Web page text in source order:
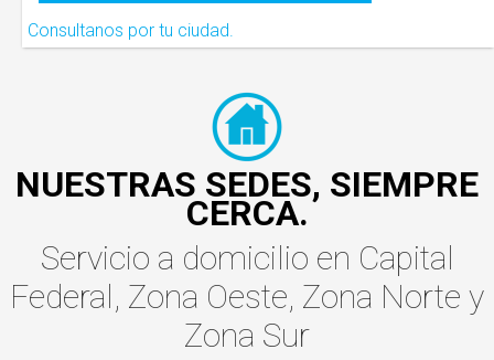
Consultanos por tu ciudad.
NUESTRAS SEDES, SIEMPRE
CERCA.
Servicio a domicilio en Capital
Federal, Zona Oeste, Zona Norte y
Zona Sur